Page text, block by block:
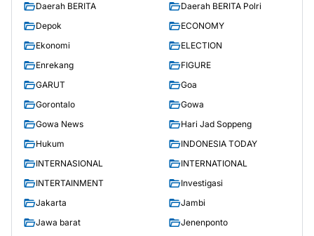
Daerah BERITA
Daerah BERITA Polri
Depok
ECONOMY
Ekonomi
ELECTION
Enrekang
FIGURE
GARUT
Goa
Gorontalo
Gowa
Gowa News
Hari Jad Soppeng
Hukum
INDONESIA TODAY
INTERNASIONAL
INTERNATIONAL
INTERTAINMENT
Investigasi
Jakarta
Jambi
Jawa barat
Jenenponto